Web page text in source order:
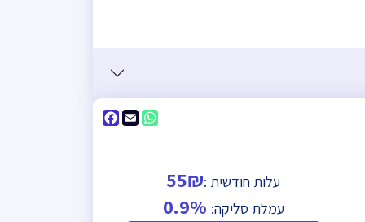
FacebookEmail
WhatsApp
עלות חודשית :55₪
עמלת סליקה: